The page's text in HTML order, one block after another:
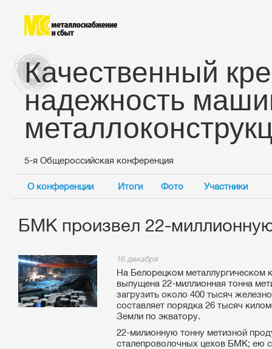
Качественный
надежность
5-я Общероссийская конференция
О конференции Итоги Фото Участники
БМК произвел 22-
16 декабря
На Белорецком металлургическом
выпущена 22-миллионная тонна
загрузить около 400 тысяч
составляет порядка 26 тысяч
Земли по экватору.
22-милионную тонну метизной
сталепроволочных цехов БМК; ею